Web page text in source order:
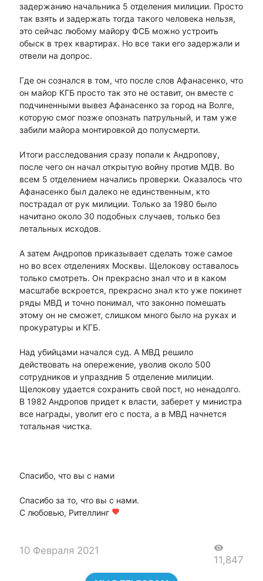
задержанию начальника 5 отделения милиции. Просто
так взять и задержать тогда такого человека нельзя,
это сейчас любому майору ФСБ можно устроить
обыск в трех квартирах. Но все таки его задержали и
отвели на допрос.
Где он сознался в том, что после слов Афанасенко, что
он майор КГБ просто так это не оставит, он вместе с
подчиненными вывез Афанасенко за город на Волге,
которую смог позже опознать патрульный, и там уже
забили майора монтировкой до полусмерти.
Итоги расследования сразу попали к Андропову,
после чего он начал открытую войну против МДВ. Во
всем 5 отделением начались проверки. Оказалось что
Афанасенко был далеко не единственным, кто
пострадал от рук милиции. Только за 1980 было
начитано около 30 подобных случаев, только без
летальных исходов.
А затем Андропов приказывает сделать тоже самое
но во всех отделениях Москвы. Щелокову оставалось
только смотреть. Он прекрасно знал что и в каком
масштабе вскроется, прекрасно знал кто уже покинет
ряды МВД и точно понимал, что законно помешать
этому он не сможет, слишком много было на руках и
прокуратуры и КГБ.
Над убийцами начался суд. А МВД решило
действовать на опережение, уволив около 500
сотрудников и упразднив 5 отделение милиции.
Щелокову удается сохранить свой пост, но ненадолго.
В 1982 Андропов придет к власти, заберет у министра
все награды, уволит его с поста, а в МВД начнется
тотальная чистка.
Спасибо, что вы с нами
Спасибо за то, что вы с нами.
С любовью, Рителлинг favorite
10 Февраля 2021 visibility
11,847